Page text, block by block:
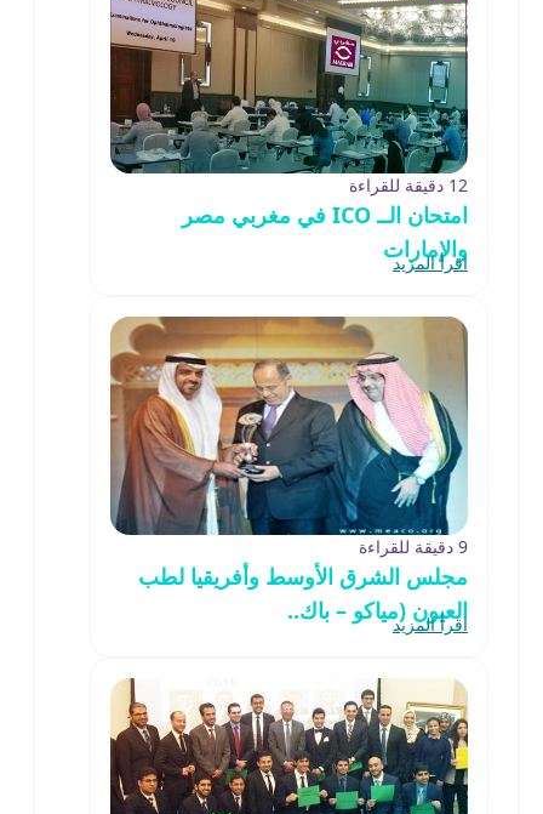
12 دقيقة للقراءة
امتحان الــ ICO في مغربي مصر
والإمارات
اقرأ المزيد
9 دقيقة للقراءة
مجلس الشرق الأوسط وأفريقيا لطب
العيون (مياكو – باك..
اقرأ المزيد